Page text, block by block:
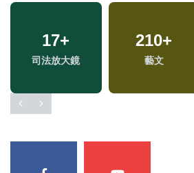
17+
司法放大鏡
210+
藝文